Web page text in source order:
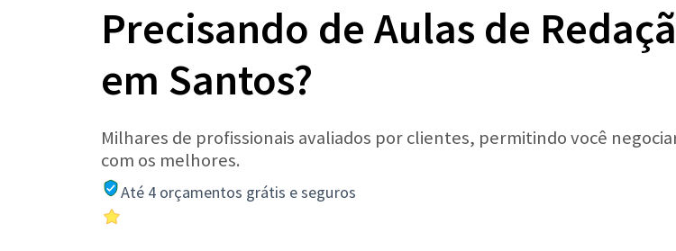
Precisando de Aulas de
em Santos?
Milhares de profissionais avaliados por clientes, permitindo você
com os melhores.
Até 4 orçamentos grátis e seguros